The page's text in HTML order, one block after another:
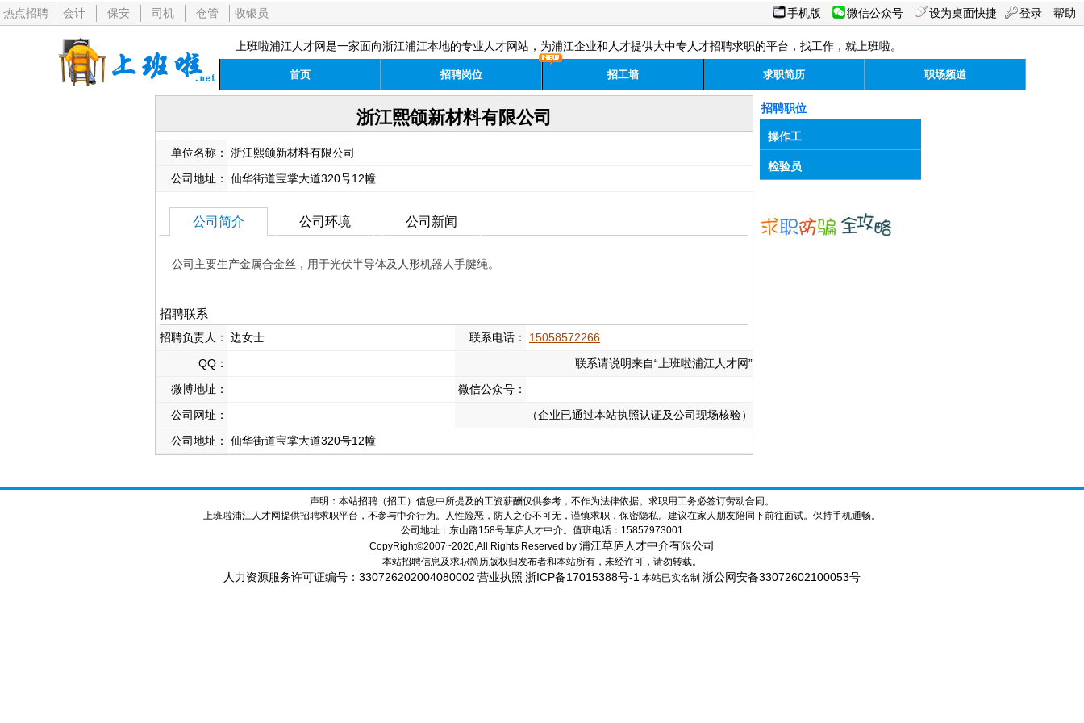
热点招聘 会计 保安 司机 仓管 收银员 手机版 微信公众号 设为桌面快捷 登录 帮助
上班啦浦江人才网是一家面向浙江浦江本地的专业人才网站，为浦江企业和人才提供大中专人才招聘求职的平台，找工作，就上班啦。
首页 招聘岗位 招工墙 求职简历 职场频道
浙江熙颌新材料有限公司
单位名称：
浙江熙颌新材料有限公司
公司地址：
仙华街道宝掌大道320号12幢
公司简介 公司环境 公司新闻
公司主要生产金属合金丝，用于光伏半导体及人形机器人手腱绳。
招聘联系
招聘负责人： 边女士 联系电话：
15058572266
QQ：
联系请说明来自“上班啦浦江人才网”
微博地址：
微信公众号：
公司网址：
（企业已通过本站执照认证及公司现场核验）
公司地址：
仙华街道宝掌大道320号12幢
招聘职位
操作工
检验员
声明：本站招聘（招工）信息中所提及的工资薪酬仅供参考，不作为法律依据。求职用工务必签订劳动合同。
上班啦浦江人才网提供招聘求职平台，不参与中介行为。人性险恶，防人之心不可无，谨慎求职，保密隐私。建议在家人朋友陪同下前往面试。保持手机通畅。
公司地址：东山路158号草庐人才中介。值班电话：15857973001
CopyRight©2007~2026,All Rights Reserved by 浦江草庐人才中介有限公司
本站招聘信息及求职简历版权归发布者和本站所有，未经许可，请勿转载。
人力资源服务许可证编号：330726202004080002 营业执照 浙ICP备17015388号-1 本站已实名制 浙公网安备33072602100053号